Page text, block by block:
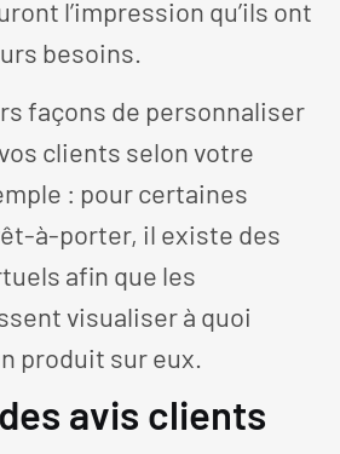
l’impression qu’ils ont
besoins.
façons de personnaliser
clients selon votre
: pour certaines
à-porter, il existe des
afin que les
visualiser à quoi
produit sur eux.
avis clients